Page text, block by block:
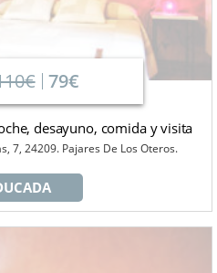
79€
desayuno, comida y visita
7, 24209. Pajares De Los Oteros.